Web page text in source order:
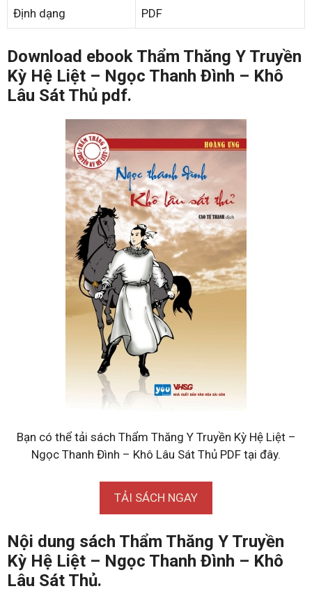
Định dạng PDF
Download ebook Thẩm Thăng Y Truyền
Kỳ Hệ Liệt – Ngọc Thanh Đình – Khô
Lâu Sát Thủ pdf.
Bạn có thể tải sách Thẩm Thăng Y Truyền Kỳ Hệ Liệt –
Ngọc Thanh Đình – Khô Lâu Sát Thủ PDF tại đây.
TẢI SÁCH NGAY
Nội dung sách Thẩm Thăng Y Truyền
Kỳ Hệ Liệt – Ngọc Thanh Đình – Khô
Lâu Sát Thủ.